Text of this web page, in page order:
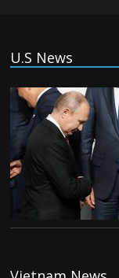
U.S News